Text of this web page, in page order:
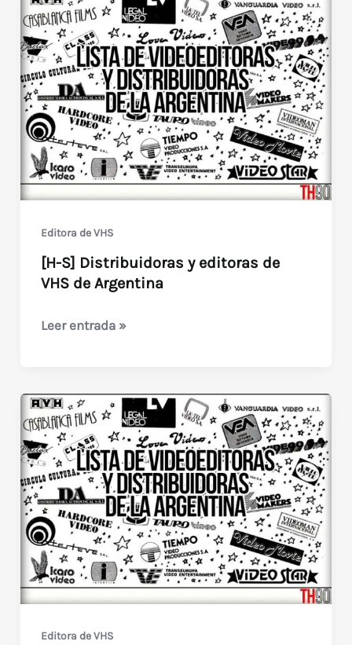
editoras
de
VHS
de
Argentina
Editora de VHS
[H-S] Distribuidoras y editoras de
VHS de Argentina
[H-
y
editoras
de
VHS
de
Argentina
Leer entrada »
Editora de VHS